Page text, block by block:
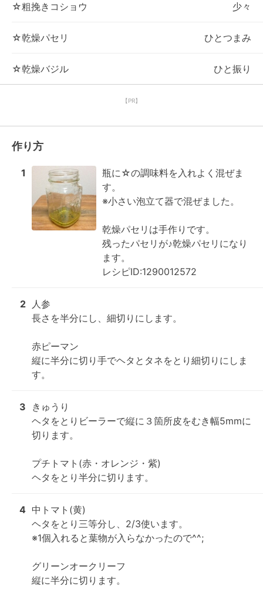
☆粗挽きコショウ 少々
☆乾燥パセリ ひとつまみ
☆乾燥バジル ひと振り
【PR】
作り方
1
瓶に☆の調味料を入れよく混ぜま
す。
※小さい泡立て器で混ぜました。
乾燥パセリは手作りです。
残ったパセリが♪乾燥パセリになり
ます。
レシピID:1290012572
2 人参
長さを半分にし、細切りにします。
赤ピーマン
縦に半分に切り手でヘタとタネをとり細切りにしま
す。
3
きゅうり
ヘタをとりビーラーで縦に３箇所皮をむき幅5mmに
切ります。
プチトマト(赤・オレンジ・紫)
ヘタをとり半分に切ります。
4 中トマト(黄)
ヘタをとり三等分し、2/3使います。
※1個入れると葉物が入らなかったので^^;
グリーンオークリーフ
縦に半分に切ります。